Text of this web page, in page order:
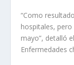
“Como
hospitales,
mayo”, detalló
Enfermedades